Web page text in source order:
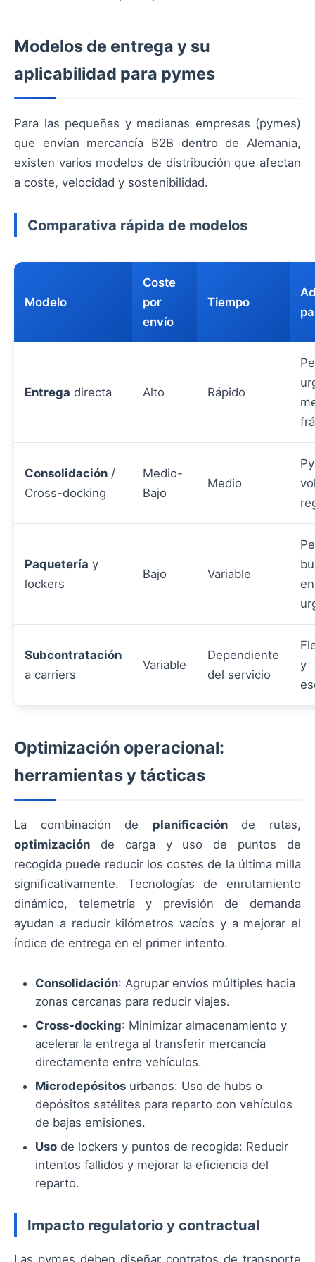
Modelos de entrega y su
aplicabilidad para pymes
Para las pequeñas y medianas empresas (pymes)
que envían mercancía B2B dentro de Alemania,
existen varios modelos de distribución que afectan
a coste, velocidad y sostenibilidad.
Comparativa rápida de modelos
Modelo
Coste
por
envío
Tiempo
Entrega directa Alto Rápido
Consolidación /
Cross-docking
Medio-
Bajo
Medio
Paquetería y
lockers
Bajo Variable
Subcontratación
a carriers
Variable
Dependiente
del servicio
y
Optimización operacional:
herramientas y tácticas
La combinación de planificaciónde rutas,
optimización de carga y uso de puntos de
recogida puede reducir los costes de la última milla
significativamente. Tecnologías de enrutamiento
dinámico, telemetría y previsión de demanda
ayudan a reducir kilómetros vacíos y a mejorar el
índice de entrega en el primer intento.
Consolidación: Agrupar envíos múltiples hacia
zonas cercanas para reducir viajes.
Cross-docking: Minimizar almacenamiento y
acelerar la entrega al transferir mercancía
directamente entre vehículos.
Microdepósitos urbanos: Uso de hubs o
depósitos satélites para reparto con vehículos
de bajas emisiones.
Uso de lockers y puntos de recogida: Reducir
intentos fallidos y mejorar la eficiencia del
reparto.
Impacto regulatorio y contractual